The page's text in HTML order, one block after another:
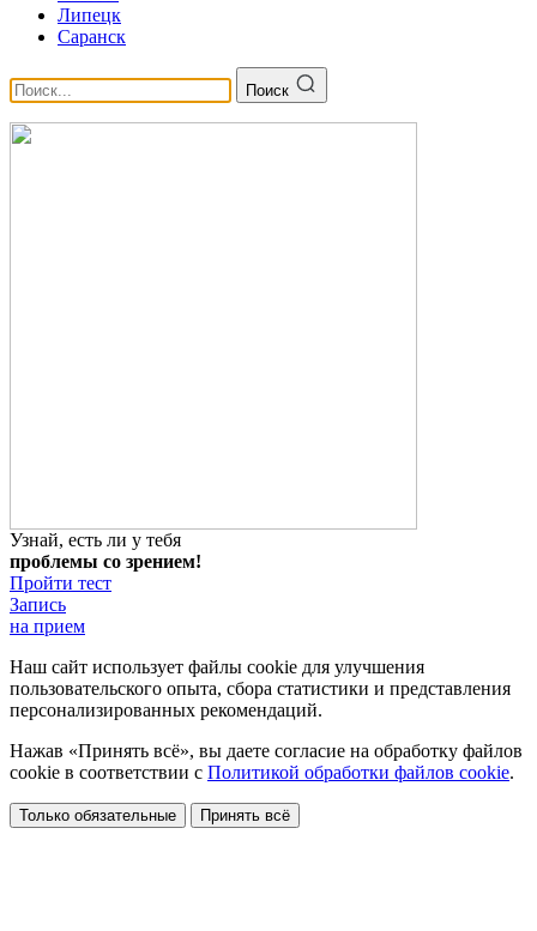
Липецк
Саранск
Поиск
Узнай, есть ли у тебя
проблемы со зрением!
Пройти тест
Запись
на прием
Наш сайт использует файлы cookie для улучшения
пользовательского опыта, сбора статистики и представления
персонализированных рекомендаций.
Нажав «Принять всё», вы даете согласие на обработку файлов
cookie в соответствии с Политикой обработки файлов cookie.
Только обязательные Принять всё